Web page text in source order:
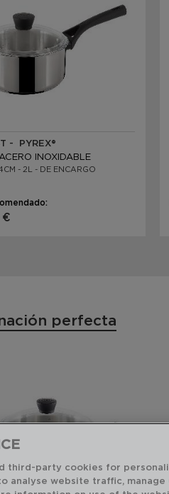
- PYREX®
INOXIDABLE
- 2L - DE ENCARGO
€
perfecta
third-party cookies for
analyse website traffic,